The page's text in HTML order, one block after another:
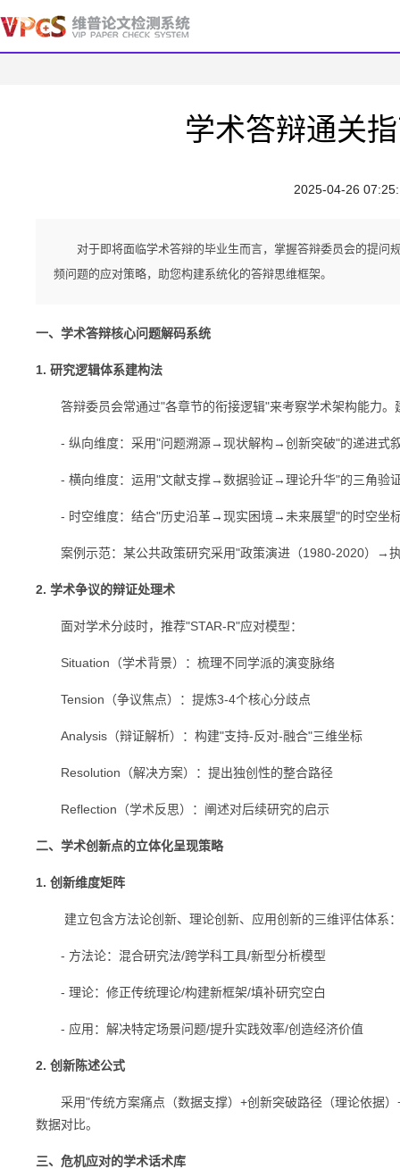
学术答辩通关
2025-04-26
对于即将面临学术答辩的毕业生而言，掌握答辩委员会的提
频问题的应对策略，助您构建系统化的答辩思维框架。
一、学术答辩核心问题解码系统
1. 研究逻辑体系建构法
答辩委员会常通过"各章节的衔接逻辑"来考察学术架构能力。
- 纵向维度：采用"问题溯源→现状解构→创新突破"的递进式
- 横向维度：运用"文献支撑→数据验证→理论升华"的三角验
- 时空维度：结合"历史沿革→现实困境→未来展望"的时空坐
案例示范：某公共政策研究采用"政策演进（1980-2020）→
2. 学术争议的辩证处理术
面对学术分歧时，推荐"STAR-R"应对模型：
Situation（学术背景）：梳理不同学派的演变脉络
Tension（争议焦点）：提炼3-4个核心分歧点
Analysis（辩证解析）：构建"支持-反对-融合"三维坐标
Resolution（解决方案）：提出独创性的整合路径
Reflection（学术反思）：阐述对后续研究的启示
二、学术创新点的立体化呈现策略
1. 创新维度矩阵
建立包含方法论创新、理论创新、应用创新的三维评估体系
- 方法论：混合研究法/跨学科工具/新型分析模型
- 理论：修正传统理论/构建新框架/填补研究空白
- 应用：解决特定场景问题/提升实践效率/创造经济价值
2. 创新陈述公式
采用"传统方案痛点（数据支撑）+创新突破路径（理论依据）
数据对比。
三、危机应对的学术话术库